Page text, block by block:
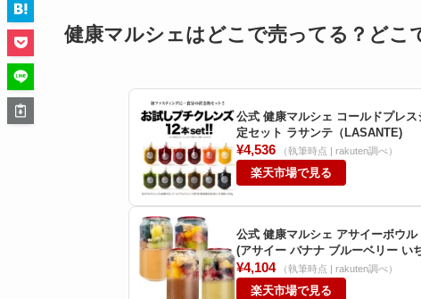
健康マルシェはどこで売ってる？どこ
公式 健康マルシェ コールドプレ
定セット ラサンテ（LASANTE)
¥4,536 （執筆時点 | rakuten調べ）
楽天市場で見る
公式 健康マルシェ アサイーボウ
(アサイー バナナ ブルーベリー い
（LASANTE)
¥4,104 （執筆時点 | rakuten調べ）
楽天市場で見る